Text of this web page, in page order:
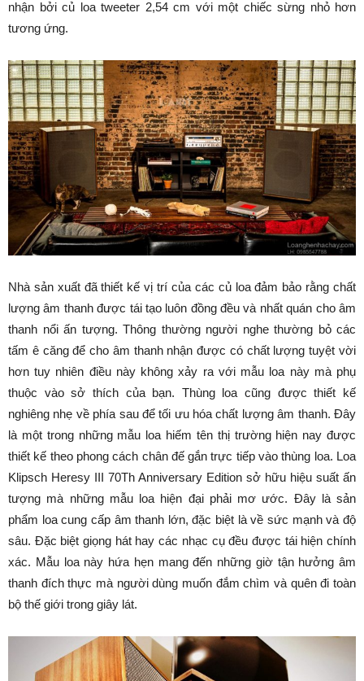
nhận bởi củ loa tweeter 2,54 cm với một chiếc sừng nhỏ hơn
tương ứng.
Nhà sản xuất đã thiết kế vị trí của các củ loa đảm bảo rằng chất
lượng âm thanh được tái tạo luôn đồng đều và nhất quán cho âm
thanh nổi ấn tượng. Thông thường người nghe thường bỏ các
tấm ê căng để cho âm thanh nhận được có chất lượng tuyệt vời
hơn tuy nhiên điều này không xảy ra với mẫu loa này mà phụ
thuộc vào sở thích của bạn. Thùng loa cũng được thiết kế
nghiêng nhẹ về phía sau để tối ưu hóa chất lượng âm thanh. Đây
là một trong những mẫu loa hiếm tên thị trường hiện nay được
thiết kế theo phong cách chân đế gắn trực tiếp vào thùng loa. Loa
Klipsch Heresy III 70Th Anniversary Edition sở hữu hiệu suất ấn
tượng mà những mẫu loa hiện đại phải mơ ước. Đây là sản
phẩm loa cung cấp âm thanh lớn, đặc biệt là về sức mạnh và độ
sâu. Đặc biệt giọng hát hay các nhạc cụ đều được tái hiện chính
xác. Mẫu loa này hứa hẹn mang đến những giờ tận hưởng âm
thanh đích thực mà người dùng muốn đắm chìm và quên đi toàn
bộ thế giới trong giây lát.